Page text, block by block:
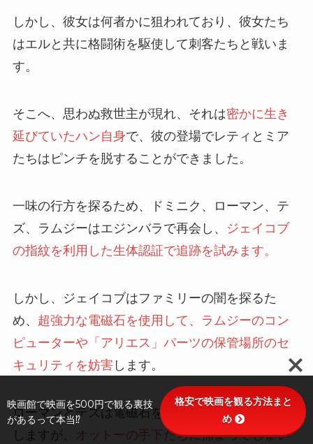
しかし、彼女は何者かに狙われており、彼女たち
はエルと共に格闘術を駆使して刺客たちと戦いま
す。
そこへ、思わぬ救世主が現れ、それは密かに生き
延びていたハン自身で、彼の登場でレティとミア
たちはピンチを脱することができました。
一味の行方を探るため、ドミニク、ローマン、テ
ズ、ラムジーはエジンバラで再会し、
ジェイコブ
の指紋を利用した生体認証で追跡を試みます。
しかし、ジェイコブはファミリーの闇を探るた
め、 超強力な電磁石を使用して、ラムジーのコン
ピューターや「アリエス」パーツの保管場所のセ
キュリティを妨害 します。
ローマンとテズは電磁石を積んだトラックを発見
しますが、
オットーの手下たちに捕まってしまい
映画館で映画を500円で観る裏技
があるって本当⁉
格安で映画を観る方法まと
め